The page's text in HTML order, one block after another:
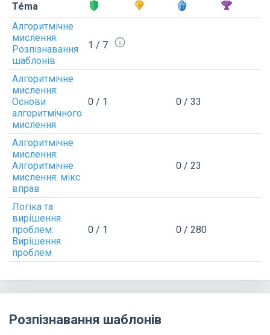
Téma
Алгоритмічне
мислення:
Розпізнавання
шаблонів
1 / 7
Алгоритмічне
мислення:
Основи
алгоритмічного
мислення
0 / 1 0 / 33
Алгоритмічне
мислення:
Алгоритмічне
мислення: мікс
вправ
0 / 23
Логіка та
вирішення
проблем:
Вирішення
проблем
0 / 1 0 / 280
Розпізнавання шаблонів